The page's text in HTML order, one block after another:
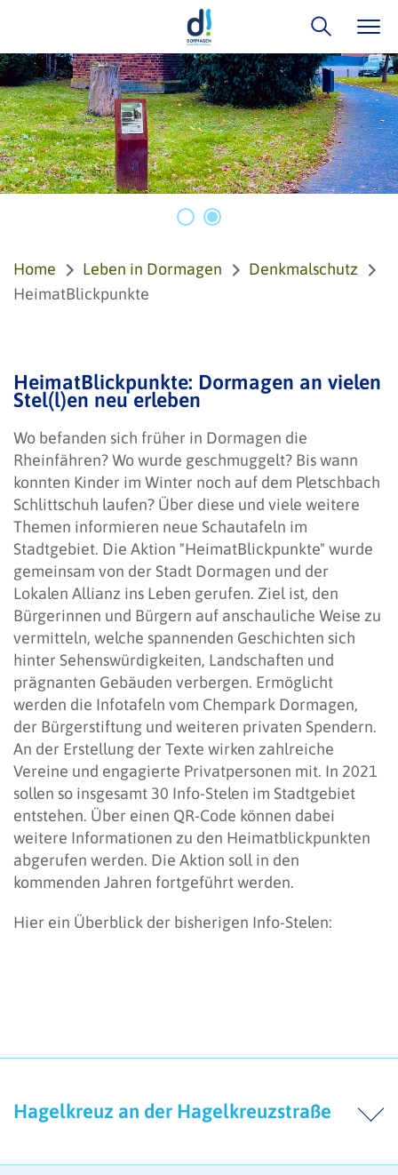
Home Leben in Dormagen
Denkmalschutz
HeimatBlickpunkte
HeimatBlickpunkte: Dormagen an vielen
Stel(l)en neu erleben
Wo befanden sich früher in Dormagen die
Rheinfähren? Wo wurde geschmuggelt? Bis wann
konnten Kinder im Winter noch auf dem Pletschbach
Schlittschuh laufen? Über diese und viele weitere
Themen informieren neue Schautafeln im
Stadtgebiet. Die Aktion "HeimatBlickpunkte" wurde
gemeinsam von der Stadt Dormagen und der
Lokalen Allianz ins Leben gerufen. Ziel ist, den
Bürgerinnen und Bürgern auf anschauliche Weise zu
vermitteln, welche spannenden Geschichten sich
hinter Sehenswürdigkeiten, Landschaften und
prägnanten Gebäuden verbergen. Ermöglicht
werden die Infotafeln vom Chempark Dormagen,
der Bürgerstiftung und weiteren privaten Spendern.
An der Erstellung der Texte wirken zahlreiche
Vereine und engagierte Privatpersonen mit. In 2021
sollen so insgesamt 30 Info-Stelen im Stadtgebiet
entstehen. Über einen QR-Code können dabei
weitere Informationen zu den Heimatblickpunkten
abgerufen werden. Die Aktion soll in den
kommenden Jahren fortgeführt werden.
Hier ein Überblick der bisherigen Info-Stelen:
Hagelkreuz an der Hagelkreuzstraße